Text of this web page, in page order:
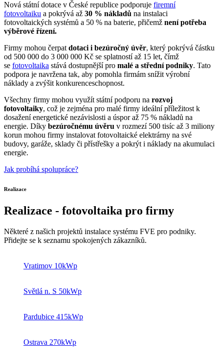
Nová státní dotace v České republice podporuje firemní
fotovoltaiku a pokrývá až 30 % nákladů na instalaci
fotovoltaických systémů a 50 % na baterie, přičemž není potřeba
výběrové řízení.
Firmy mohou čerpatdotaci i bezúročný úvěr, který pokrývá částku
od 500 000 do 3 000 000 Kč se splatností až 15 let, čímž
se fotovoltaika stává dostupnější pro malé a střední podniky. Tato
podpora je navržena tak, aby pomohla firmám snížit výrobní
náklady a zvýšit konkurenceschopnost.
Všechny firmy mohou využít státní podporu na rozvoj
fotovoltaiky, což je zejména pro malé firmy ideální příležitost k
dosažení energetické nezávislosti a úspor až 75 % nákladů na
energie. Díky bezúročnému úvěru v rozmezí 500 tisíc až 3 miliony
korun mohou firmy instalovat fotovoltaické elektrárny na své
budovy, garáže, sklady či přístřešky a pokrýt i náklady na akumulaci
energie.
Jak probíhá spolupráce?
Realizace
Realizace - fotovoltaika pro firmy
Některé z našich projektů instalace systému FVE pro podniky.
Přidejte se k seznamu spokojených zákazníků.
Vratimov 10kWp
Světlá n. S 50kWp
Pardubice 415kWp
Ostrava 270kWp